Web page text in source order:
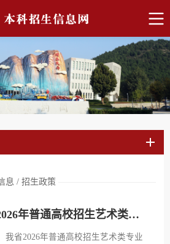
息 / 招生政策
致我省2026年普通高校招生艺术类专业统考考生的一封信
我省2026年普通高校招生艺术类专业